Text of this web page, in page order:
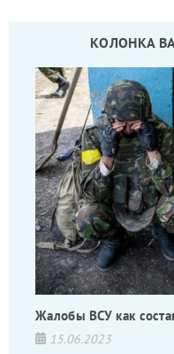
КОЛОНКА
Жалобы ВСУ как
15.06.2023